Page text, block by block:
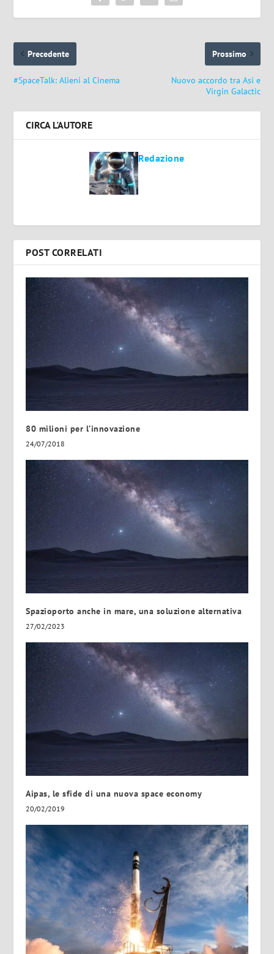
Precedente
#SpaceTalk: Alieni al Cinema
Prossimo
Nuovo accordo tra Asi e
Virgin Galactic
CIRCA L'AUTORE
Redazione
POST CORRELATI
80 milioni per l’innovazione
24/07/2018
Spazioporto anche in mare, una soluzione alternativa
27/02/2023
Aipas, le sfide di una nuova space economy
20/02/2019